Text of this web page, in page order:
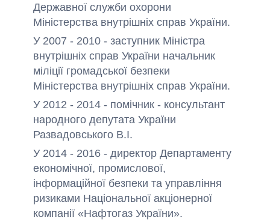
Державної служби охорони
Міністерства внутрішніх справ України.
У 2007 - 2010 - заступник Міністра
внутрішніх справ України начальник
міліції громадської безпеки
Міністерства внутрішніх справ України.
У 2012 - 2014 - помічник - консультант
народного депутата України
Развадовського В.І.
У 2014 - 2016 - директор Департаменту
економічної, промислової,
інформаційної безпеки та управління
ризиками Національної акціонерної
компанії «Нафтогаз України».